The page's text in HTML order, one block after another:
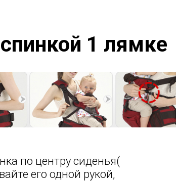
1 лямке
по центру сиденья(
его одной рукой,